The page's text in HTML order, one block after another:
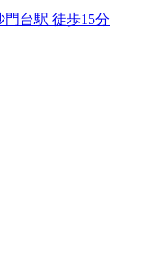
台駅 徒歩15分